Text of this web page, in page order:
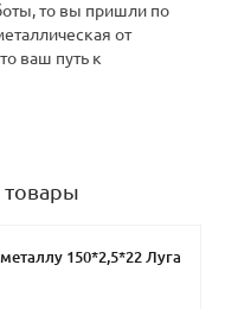
то вы пришли по
от
ваш путь к
150*2,5*22 Луга